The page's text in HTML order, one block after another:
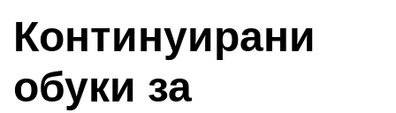
Континуирани
обуки за